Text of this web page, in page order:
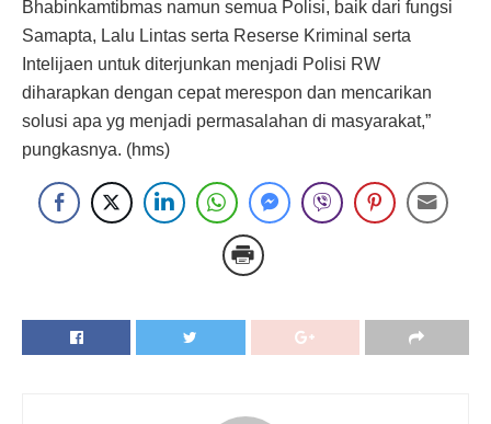
Bhabinkamtibmas namun semua Polisi, baik dari fungsi
Samapta, Lalu Lintas serta Reserse Kriminal serta
Intelijaen untuk diterjunkan menjadi Polisi RW
diharapkan dengan cepat merespon dan mencarikan
solusi apa yg menjadi permasalahan di masyarakat,”
pungkasnya. (hms)